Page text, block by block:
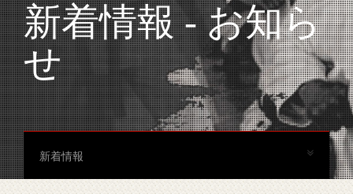
新着情報 - お知ら
せ
新着情報